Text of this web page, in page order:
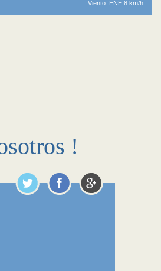
Viento: ENE 8 km/h
!